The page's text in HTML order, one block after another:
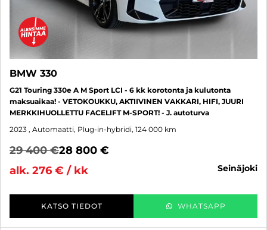
BMW 330
G21 Touring 330e A M Sport LCI - 6 kk korotonta ja kulutonta
maksuaikaa! - VETOKOUKKU, AKTIIVINEN VAKKARI, HIFI, JUURI
MERKKIHUOLLETTU FACELIFT M-SPORT! - J. autoturva
2023 , Automaatti, Plug-in-hybridi, 124 000 km
29 400 €28 800 €
alk. 276 € / kk
seinäjoki
KATSO TIEDOT WHATSAPP